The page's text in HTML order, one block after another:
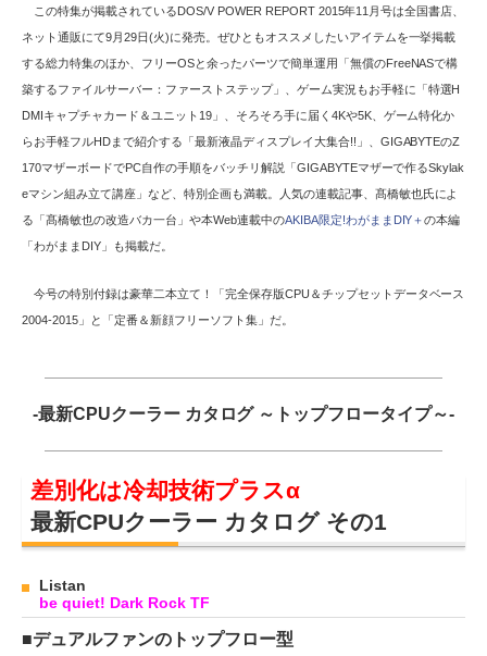
この特集が掲載されているDOS/V POWER REPORT 2015年11月号は全国書店、
ネット通販にて9月29日(火)に発売。ぜひともオススメしたいアイテムを一挙掲載
する総力特集のほか、フリーOSと余ったパーツで簡単運用「無償のFreeNASで構
築するファイルサーバー：ファーストステップ」、ゲーム実況もお手軽に「特選H
DMIキャプチャカード＆ユニット19」、そろそろ手に届く4Kや5K、ゲーム特化か
らお手軽フルHDまで紹介する「最新液晶ディスプレイ大集合!!」、GIGABYTEのZ
170マザーボードでPC自作の手順をバッチリ解説「GIGABYTEマザーで作るSkylak
eマシン組み立て講座」など、特別企画も満載。人気の連載記事、髙橋敏也氏によ
る「髙橋敏也の改造バカ一台」や本Web連載中のAKIBA限定!わがままDIY＋の本編
「わがままDIY」も掲載だ。
今号の特別付録は豪華二本立て！「完全保存版CPU＆チップセットデータベース
2004-2015」と「定番＆新顔フリーソフト集」だ。
-最新CPUクーラー カタログ ～トップフロータイプ～-
差別化は冷却技術プラスα
最新CPUクーラー カタログ その1
Listan
be quiet! Dark Rock TF
■デュアルファンのトップフロー型